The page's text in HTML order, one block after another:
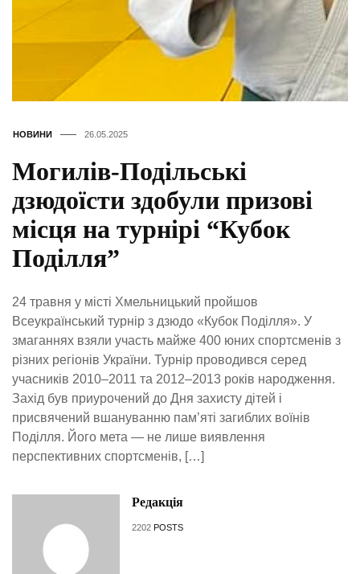
НОВИНИ 26.05.2025
Могилів-Подільські
дзюдоїсти здобули призові
місця на турнірі “Кубок
Поділля”
24 травня у місті Хмельницький пройшов
Всеукраїнський турнір з дзюдо «Кубок Поділля». У
змаганнях взяли участь майже 400 юних спортсменів з
різних регіонів України. Турнір проводився серед
учасників 2010–2011 та 2012–2013 років народження.
Захід був приурочений до Дня захисту дітей і
присвячений вшануванню пам’яті загиблих воїнів
Поділля. Його мета — не лише виявлення
перспективних спортсменів, […]
Редакція
2202 POSTS